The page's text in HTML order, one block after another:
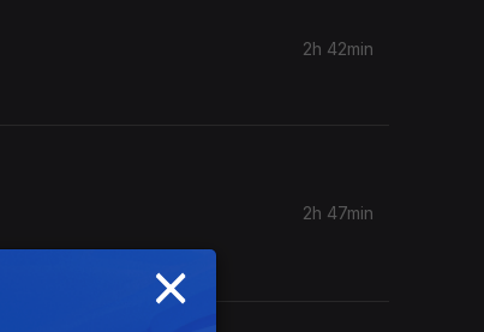
2h 42min
2h 47min
×